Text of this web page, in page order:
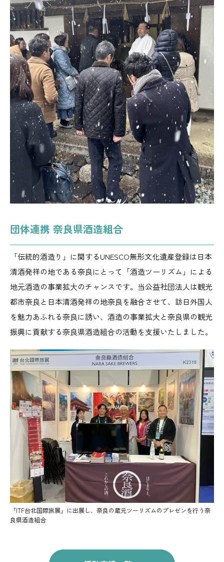
団体連携 奈良県酒造組合
「伝統的酒造り」に関するUNESCO無形文化遺産登録は日本
清酒発祥の地である奈良にとって「酒造ツーリズム」による
地元酒造の事業拡大のチャンスです。当公益社団法人は観光
都市奈良と日本清酒発祥の地奈良を融合させて、訪日外国人
を魅力あふれる奈良に誘い、酒造の事業拡大と奈良県の観光
振興に貢献する奈良県酒造組合の活動を支援いたしました。
「ITF台北国際旅展」に出展し、奈良の蔵元ツーリズムのプレゼンを行う奈
良県酒造組合